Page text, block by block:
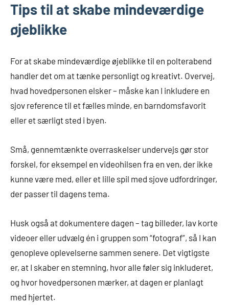
Tips til at skabe mindeværdige
øjeblikke
For at skabe mindeværdige øjeblikke til en polterabend
handler det om at tænke personligt og kreativt. Overvej,
hvad hovedpersonen elsker – måske kan I inkludere en
sjov reference til et fælles minde, en barndomsfavorit
eller et særligt sted i byen.
Små, gennemtænkte overraskelser undervejs gør stor
forskel, for eksempel en videohilsen fra en ven, der ikke
kunne være med, eller et lille spil med sjove udfordringer,
der passer til dagens tema.
Husk også at dokumentere dagen – tag billeder, lav korte
videoer eller udvælg én i gruppen som “fotograf”, så I kan
genopleve oplevelserne sammen senere. Det vigtigste
er, at I skaber en stemning, hvor alle føler sig inkluderet,
og hvor hovedpersonen mærker, at dagen er planlagt
med hjertet.